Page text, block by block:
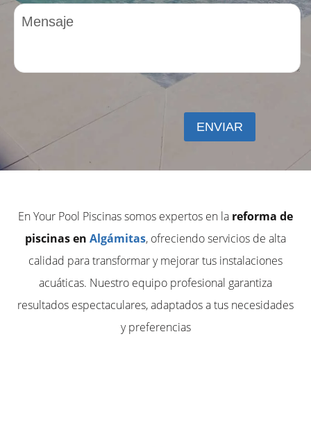
En Your Pool Piscinas somos expertos en la reforma de
piscinas en Algámitas, ofreciendo servicios de alta
calidad para transformar y mejorar tus instalaciones
acuáticas. Nuestro equipo profesional garantiza
resultados espectaculares, adaptados a tus necesidades
y preferencias